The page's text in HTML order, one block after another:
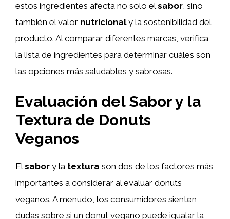
estos ingredientes afecta no solo elsabor, sino
también el valor nutricionaly la sostenibilidad del
producto. Al comparar diferentes marcas, verifica
la lista de ingredientes para determinar cuáles son
las opciones más saludables y sabrosas.
Evaluación del Sabor y la
Textura de Donuts
Veganos
Elsabor y la textura son dos de los factores más
importantes a considerar al evaluar donuts
veganos. A menudo, los consumidores sienten
dudas sobre si un donut vegano puede igualar la